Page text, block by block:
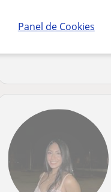
Panel de Cookies